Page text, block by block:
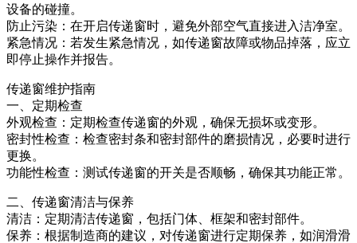
设备的碰撞。
防止污染：在开启传递窗时，避免外部空气直接进入洁净室。
紧急情况：若发生紧急情况，如传递窗故障或物品掉落，应立
即停止操作并报告。
传递窗维护指南
一、定期检查
外观检查：定期检查传递窗的外观，确保无损坏或变形。
密封性检查：检查密封条和密封部件的磨损情况，必要时进行
更换。
功能性检查：测试传递窗的开关是否顺畅，确保其功能正常。
二、传递窗清洁与保养
清洁：定期清洁传递窗，包括门体、框架和密封部件。
保养：根据制造商的建议，对传递窗进行定期保养，如润滑滑